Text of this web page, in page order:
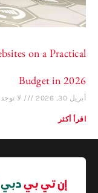
on a Practical
Budget in 2026
أبريل 30, 2026 لا
اقرأ أكثر